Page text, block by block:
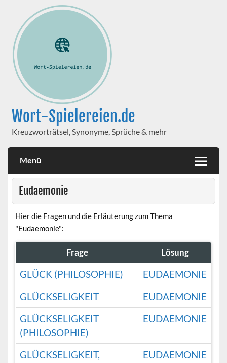
Wort-Spielereien.de
Kreuzworträtsel, Synonyme, Sprüche & mehr
Menü
Eudaemonie
Hier die Fragen und die Erläuterung zum Thema
"Eudaemonie":
Frage Lösung
GLÜCK (PHILOSOPHIE)
EUDAEMONIE
GLÜCKSELIGKEIT
EUDAEMONIE
GLÜCKSELIGKEIT
(PHILOSOPHIE)
EUDAEMONIE
GLÜCKSELIGKEIT,
EUDAEMONIE